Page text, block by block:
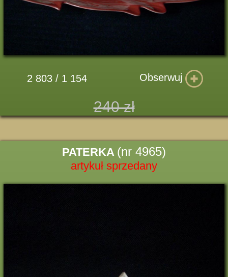
2 803 / 1 154 Obserwuj
240 zł
PATERKA (nr 4965)
artykuł sprzedany